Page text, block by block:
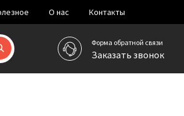
О нас Контакты
Форма обратной связи
Заказать звонок